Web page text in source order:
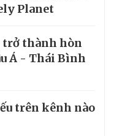
Planet
trở thành hòn
Á - Thái Bình
trên kênh nào